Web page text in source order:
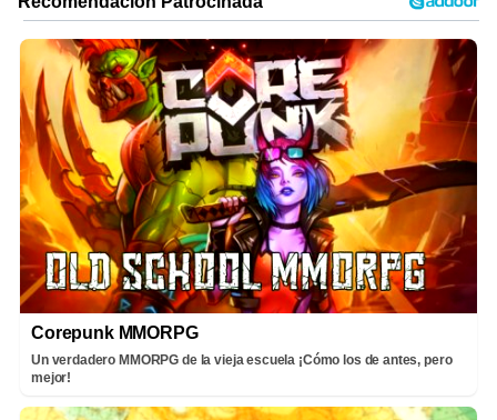
Corepunk MMORPG
Un verdadero MMORPG de la vieja escuela ¡Cómo los de antes, pero
mejor!